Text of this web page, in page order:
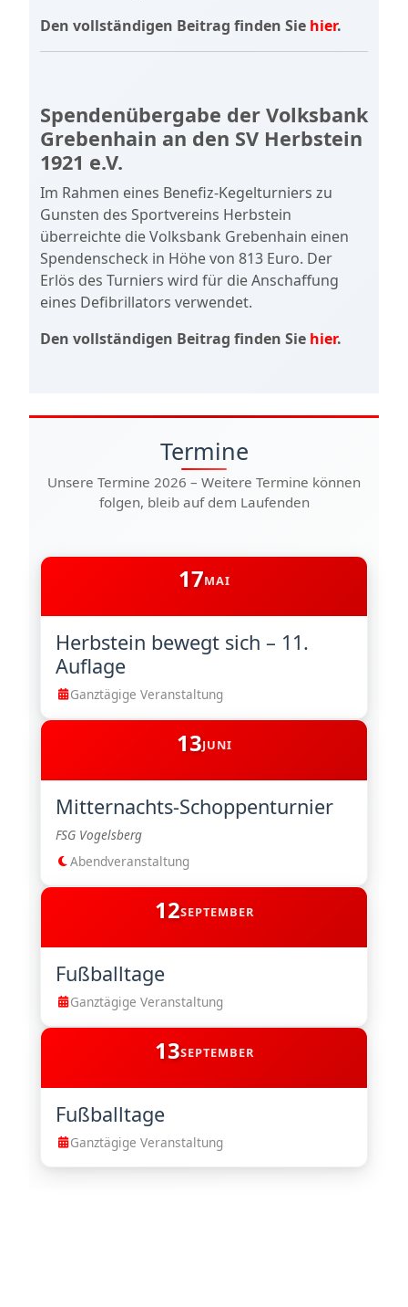
Den vollständigen Beitrag finden Sie hier.
Spendenübergabe der Volksbank
Grebenhain an den SV Herbstein
1921 e.V.
Im Rahmen eines Benefiz-Kegelturniers zu
Gunsten des Sportvereins Herbstein
überreichte die Volksbank Grebenhain einen
Spendenscheck in Höhe von 813 Euro. Der
Erlös des Turniers wird für die Anschaffung
eines Defibrillators verwendet.
Den vollständigen Beitrag finden Sie hier.
Termine
Unsere Termine 2026 – Weitere Termine können
folgen, bleib auf dem Laufenden
17MAI
Herbstein bewegt sich – 11.
Auflage
Ganztägige Veranstaltung
13JUNI
Mitternachts-Schoppenturnier
FSG Vogelsberg
Abendveranstaltung
12SEPTEMBER
Fußballtage
Ganztägige Veranstaltung
13SEPTEMBER
Fußballtage
Ganztägige Veranstaltung